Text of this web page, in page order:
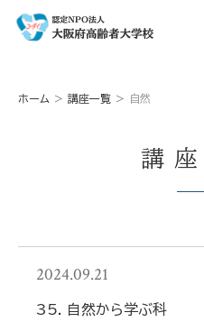
ホーム 講座一覧 自然
講
2024.09.21
35. 自然から学ぶ科